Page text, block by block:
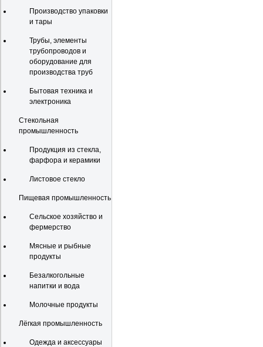
Производство упаковки
и тары
Трубы, элементы
трубопроводов и
оборудование для
производства труб
Бытовая техника и
электроника
Стекольная
промышленность
Продукция из стекла,
фарфора и керамики
Листовое стекло
Пищевая промышленность
Сельское хозяйство и
фермерство
Мясные и рыбные
продукты
Безалкогольные
напитки и вода
Молочные продукты
Лёгкая промышленность
Одежда и аксессуары